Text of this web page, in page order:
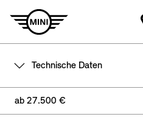
Technische Daten
ab 27.500 €